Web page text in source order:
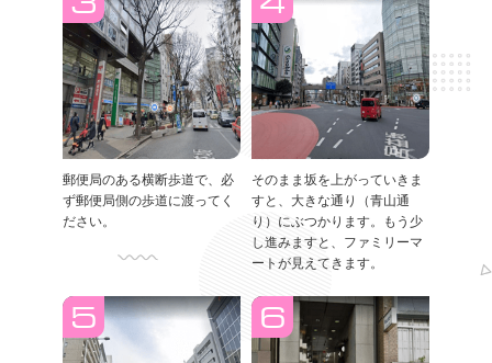
郵便局のある横断歩道で、必
ず郵便局側の歩道に渡ってく
ださい。
そのまま坂を上がっていきま
すと、大きな通り（青山通
り）にぶつかります。もう少
し進みますと、ファミリーマ
ートが見えてきます。